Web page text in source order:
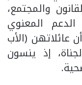
والمجتمع،
المعنوي
عائلاتهن (الأب
إذ ينسون